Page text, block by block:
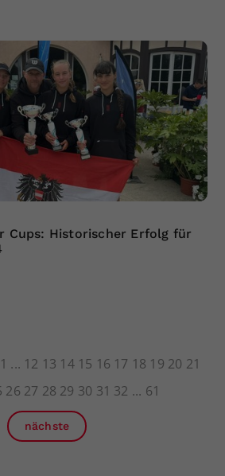
Cups: Historischer Erfolg für
1 12 13 14 15 16 17 18 19 20 21
26 27 28 29 30 31 32 61
nächste